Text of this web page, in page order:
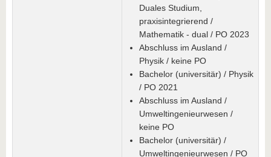
Duales Studium,
praxisintegrierend /
Mathematik - dual / PO 2023
Abschluss im Ausland /
Physik / keine PO
Bachelor (universitär) / Physik
/ PO 2021
Abschluss im Ausland /
Umweltingenieurwesen /
keine PO
Bachelor (universitär) /
Umweltingenieurwesen / PO